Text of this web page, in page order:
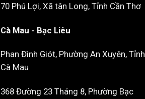
70 Phú Lợi, Xã tân Long, Tỉnh Cần Thơ
Cà Mau - Bạc Liêu
Phan Đình Giót, Phường An Xuyên, Tỉnh
Cà Mau
368 Đường 23 Tháng 8, Phường Bạc